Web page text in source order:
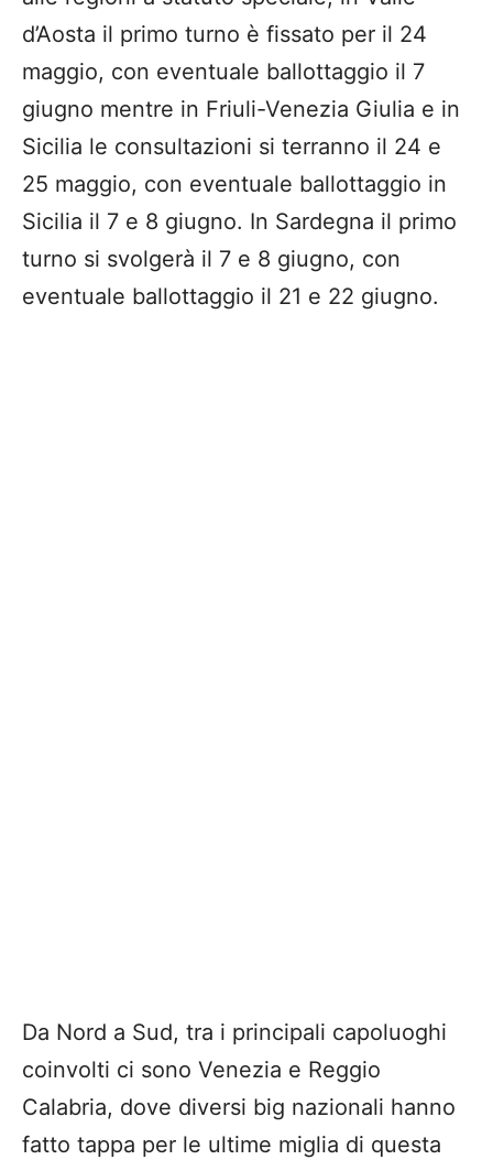
d’Aosta il primo turno è fissato per il 24
maggio, con eventuale ballottaggio il 7
giugno mentre in Friuli-Venezia Giulia e in
Sicilia le consultazioni si terranno il 24 e
25 maggio, con eventuale ballottaggio in
Sicilia il 7 e 8 giugno. In Sardegna il primo
turno si svolgerà il 7 e 8 giugno, con
eventuale ballottaggio il 21 e 22 giugno.
Da Nord a Sud, tra i principali capoluoghi
coinvolti ci sono Venezia e Reggio
Calabria, dove diversi big nazionali hanno
fatto tappa per le ultime miglia di questa